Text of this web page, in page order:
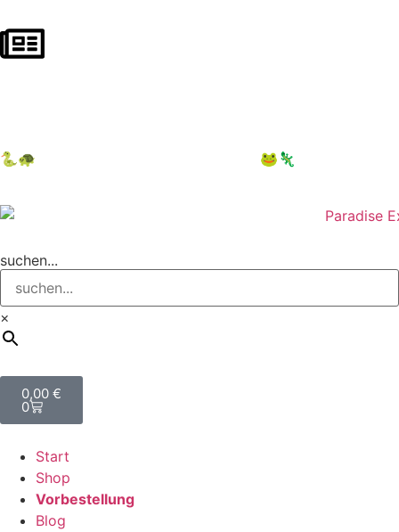
🐍🐢 🐸🦎
suchen...
×
0,00 €
0
Start
Shop
Vorbestellung
Blog